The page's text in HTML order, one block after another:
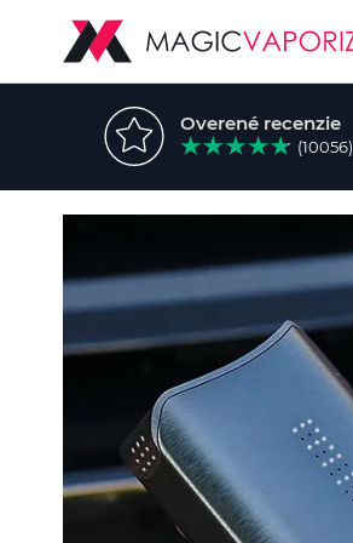
Overené recenzie
(10056)
koniec